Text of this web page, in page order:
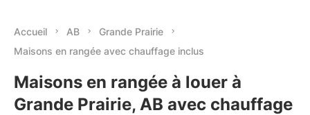
Accueil AB
Grande Prairie
Maisons en rangée avec chauffage inclus
Maisons en rangée à louer à
Grande Prairie, AB avec chauffage